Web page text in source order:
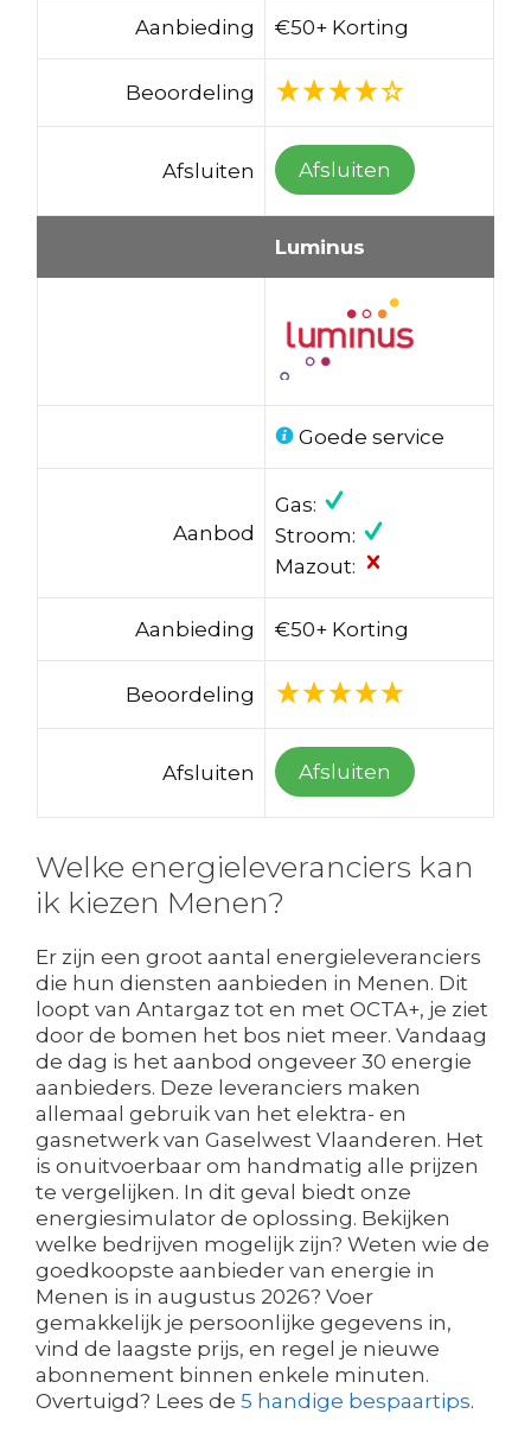
Aanbieding €50+ Korting
Beoordeling
Afsluiten Afsluiten
Luminus
Goede service
Aanbod
Gas:
Stroom:
Mazout:
Aanbieding €50+ Korting
Beoordeling
Afsluiten Afsluiten
Welke energieleveranciers kan
ik kiezen Menen?
Er zijn een groot aantal energieleveranciers
die hun diensten aanbieden in Menen. Dit
loopt van Antargaz tot en met OCTA+, je ziet
door de bomen het bos niet meer. Vandaag
de dag is het aanbod ongeveer 30 energie
aanbieders. Deze leveranciers maken
allemaal gebruik van het elektra- en
gasnetwerk van Gaselwest Vlaanderen. Het
is onuitvoerbaar om handmatig alle prijzen
te vergelijken. In dit geval biedt onze
energiesimulator de oplossing. Bekijken
welke bedrijven mogelijk zijn? Weten wie de
goedkoopste aanbieder van energie in
Menen is in augustus 2026? Voer
gemakkelijk je persoonlijke gegevens in,
vind de laagste prijs, en regel je nieuwe
abonnement binnen enkele minuten.
Overtuigd? Lees de 5 handige bespaartips.